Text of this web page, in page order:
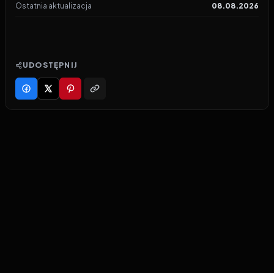
Ostatnia aktualizacja 08.08.2026
UDOSTĘPNIJ